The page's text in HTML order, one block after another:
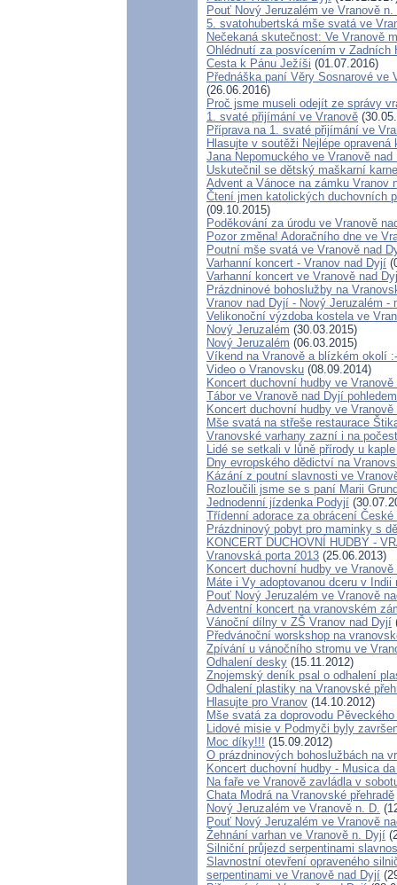
Pouť Nový Jeruzalém ve Vranově
5. svatohubertská mše svatá ve
Nečekaná skutečnost: Ve Vranově
Ohlédnutí za posvícením v Zadních
Cesta k Pánu Ježíši (01.07.2016)
Přednáška paní Věry Sosnarové
(26.06.2016)
Proč jsme museli odejít ze správy
1. svaté přijímání ve Vranově
Příprava na 1. svaté přijímání ve
Hlasujte v soutěži Nejlépe
Jana Nepomuckého ve Vranově
Uskutečnil se dětský maškarní
Advent a Vánoce na zámku Vranov
Čtení jmen katolických duchovních
(09.10.2015)
Poděkování za úrodu ve Vranově
Pozor změna! Adoračního dne ve
Poutní mše svatá ve Vranově nad
Varhanní koncert - Vranov nad Dyjí
Varhanní koncert ve Vranově nad
Prázdninové bohoslužby na
Vranov nad Dyjí - Nový Jeruzalém -
Velikonoční výzdoba kostela ve
Nový Jeruzalém (30.03.2015)
Nový Jeruzalém (06.03.2015)
Víkend na Vranově a blízkém okolí
Video o Vranovsku (08.09.2014)
Koncert duchovní hudby ve
Tábor ve Vranově nad Dyjí
Koncert duchovní hudby ve
Mše svatá na střeše restaurace
Vranovské varhany zazní i na
Lidé se setkali v lůně přírody u
Dny evropského dědictví na
Kázání z poutní slavnosti ve
Rozloučili jsme se s paní Marii
Jednodenní jízdenka Podyjí
Třídenní adorace za obrácení České
Prázdninový pobyt pro maminky s
KONCERT DUCHOVNÍ HUDBY -
Vranovská porta 2013 (25.06.2013)
Koncert duchovní hudby ve
Máte i Vy adoptovanou dceru v Indii
Pouť Nový Jeruzalém ve Vranově
Adventní koncert na vranovském
Vánoční dílny v ZŠ Vranov nad Dyjí
Předvánoční worskshop na
Zpívání u vánočního stromu ve
Odhalení desky (15.11.2012)
Znojemský deník psal o odhalení
Odhalení plastiky na Vranovské
Hlasujte pro Vranov (14.10.2012)
Mše svatá za doprovodu
Lidové misie v Podmyči byly
Moc díky!!! (15.09.2012)
O prázdninových bohoslužbách na
Koncert duchovní hudby - Musica
Na faře ve Vranově zavládla v
Chata Modrá na Vranovské přehradě
Nový Jeruzalém ve Vranově n. D.
Pouť Nový Jeruzalém ve Vranově
Žehnání varhan ve Vranově n. Dyjí
Silniční průjezd serpentinami
Slavnostní otevření opraveného
serpentinami ve Vranově nad Dyjí